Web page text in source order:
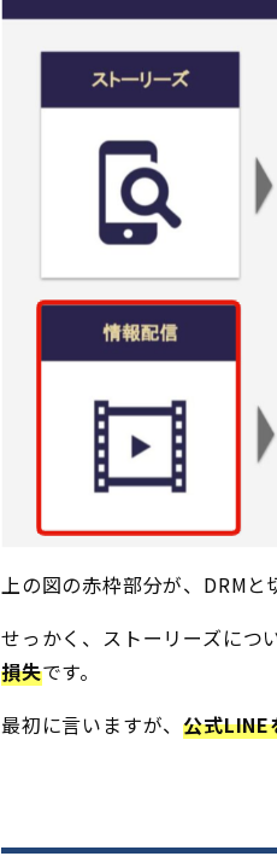
上の図の赤枠部分が、DRM
せっかく、ストーリーズにつ
損失です。
最初に言いますが、公式LINE